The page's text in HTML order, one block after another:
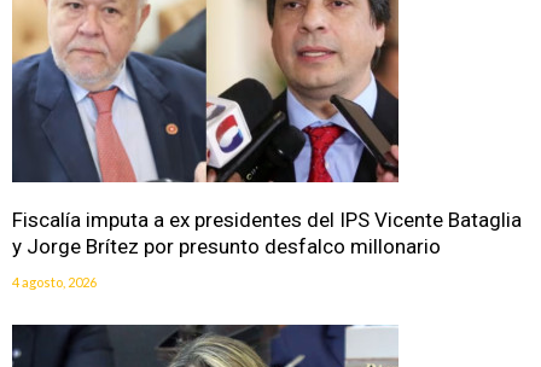
Fiscalía imputa a ex presidentes del IPS Vicente Bataglia
y Jorge Brítez por presunto desfalco millonario
4 agosto, 2026